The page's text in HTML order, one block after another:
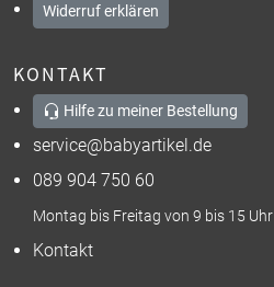
Widerruf erklären
KONTAKT
Hilfe zu meiner Bestellung
service@babyartikel.de
089 904 750 60
Montag bis Freitag von 9 bis 15 Uhr
Kontakt